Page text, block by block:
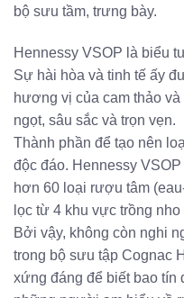
bộ sưu tầm, trưng bày.
Hennessy VSOP là biểu
Sự hài hòa và tinh tế ấy
hương vị của cam thảo
ngọt, sâu sắc và trọn vẹn.
Thành phần để tạo nên
độc đáo. Hennessy
hơn 60 loại rượu tâm
lọc từ 4 khu vực trồng
Bởi vậy, không còn nghi
trong bộ sưu tập Cognac
xứng đáng để biết bao